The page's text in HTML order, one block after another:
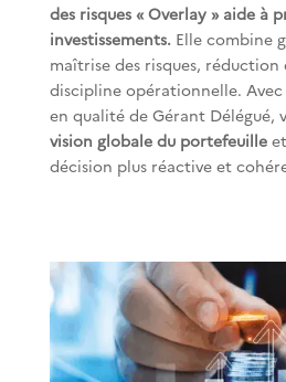
des risques « Overlay » aide à
investissements. Elle combine
maîtrise des risques, réduction
discipline opérationnelle.
en qualité de Gérant Délégué,
vision globale du portefeuilleet
décision plus réactive et